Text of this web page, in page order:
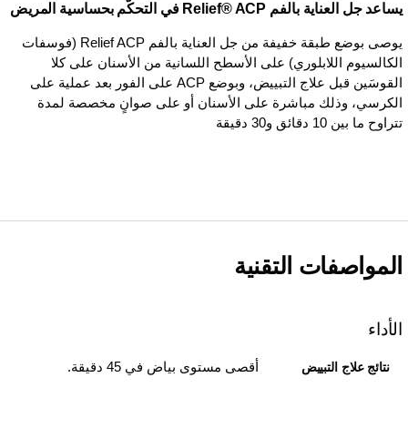
يساعد جل العناية بالفم Relief® ACP في التحكّم بحساسية المريض
يوصى بوضع طبقة خفيفة من جل العناية بالفم Relief ACP (فوسفات
الكالسيوم اللابلوري) على الأسطح اللسانية من الأسنان على كلا
القوسَين قبل علاج التبييض، وبوضع ACP على الفور بعد عملية على
الكرسي، وذلك مباشرة على الأسنان أو على صوانٍ مخصصة لمدة
تتراوح ما بين 10 دقائق و30 دقيقة
المواصفات التقنية
الأداء
نتائج علاج التبييض أقصى مستوى بياض في 45 دقيقة.